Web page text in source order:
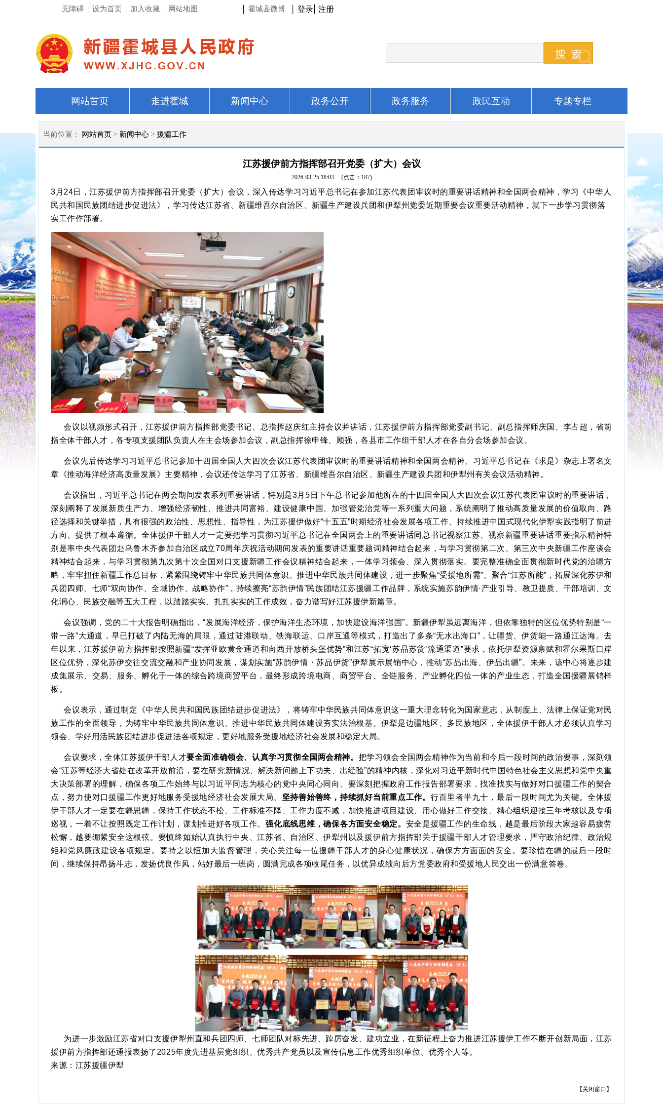
无障碍 | 设为首页 | 加入收藏 | 网站地图 霍城县微博 登录 注册
网站首页 走进霍城 新闻中心 政务公开 政务服务 政民互动 专题专栏
当前位置： 网站首页 > 新闻中心 > 援疆工作
江苏援伊前方指挥部召开党委（扩大）会议
2026-03-25 18:03 (点击： 187)
3月24日，江苏援伊前方指挥部召开党委（扩大）会议，深入传达学习习近平总书记在参加江苏代表团审议时的重要讲话精神和全国两会精神，学习《中华人
民共和国民族团结进步促进法》，学习传达江苏省、新疆维吾尔自治区、新疆生产建设兵团和伊犁州党委近期重要会议重要活动精神，就下一步学习贯彻落
实工作作部署。
会议以视频形式召开，江苏援伊前方指挥部党委书记、总指挥赵庆红主持会议并讲话，江苏援伊前方指挥部党委副书记、副总指挥师庆国、李占超，省前
指全体干部人才，各专项支援团队负责人在主会场参加会议，副总指挥徐申锋、顾强，各县市工作组干部人才在各自分会场参加会议。
会议先后传达学习习近平总书记参加十四届全国人大四次会议江苏代表团审议时的重要讲话精神和全国两会精神、习近平总书记在《求是》杂志上署名文
章《推动海洋经济高质量发展》主要精神，会议还传达学习了江苏省、新疆维吾尔自治区、新疆生产建设兵团和伊犁州有关会议活动精神。
会议指出，习近平总书记在两会期间发表系列重要讲话，特别是3月5日下午总书记参加他所在的十四届全国人大四次会议江苏代表团审议时的重要讲话，
深刻阐释了发展新质生产力、增强经济韧性、推进共同富裕、建设健康中国、加强管党治党等一系列重大问题，系统阐明了推动高质量发展的价值取向、路
径选择和关键举措，具有很强的政治性、思想性、指导性，为江苏援伊做好“十五五”时期经济社会发展各项工作、持续推进中国式现代化伊犁实践指明了前进
方向、提供了根本遵循。全体援伊干部人才一定要把学习贯彻习近平总书记在全国两会上的重要讲话同总书记视察江苏、视察新疆重要讲话重要指示精神特
别是率中央代表团赴乌鲁木齐参加自治区成立70周年庆祝活动期间发表的重要讲话重要题词精神结合起来，与学习贯彻第二次、第三次中央新疆工作座谈会
精神结合起来，与学习贯彻第九次第十次全国对口支援新疆工作会议精神结合起来，一体学习领会、深入贯彻落实。要完整准确全面贯彻新时代党的治疆方
略，牢牢扭住新疆工作总目标，紧紧围绕铸牢中华民族共同体意识、推进中华民族共同体建设，进一步聚焦“受援地所需”、聚合“江苏所能”，拓展深化苏伊和
兵团四师、七师“双向协作、全域协作、战略协作”，持续擦亮“苏韵伊情”民族团结江苏援疆工作品牌，系统实施苏韵伊情·产业引导、教卫提质、干部培训、文
化润心、民族交融等五大工程，以踏踏实实、扎扎实实的工作成效，奋力谱写好江苏援伊新篇章。
会议强调，党的二十大报告明确指出，“发展海洋经济，保护海洋生态环境，加快建设海洋强国”。新疆伊犁虽远离海洋，但依靠独特的区位优势特别是“一
带一路”大通道，早已打破了内陆无海的局限，通过陆港联动、铁海联运、口岸互通等模式，打造出了多条“无水出海口”，让疆货、伊货能一路通江达海。去
年以来，江苏援伊前方指挥部按照新疆“发挥亚欧黄金通道和向西开放桥头堡优势”和江苏“拓宽‘苏品苏货’流通渠道”要求，依托伊犁资源禀赋和霍尔果斯口岸
区位优势，深化苏伊交往交流交融和产业协同发展，谋划实施“苏韵伊情・苏品伊货”伊犁展示展销中心，推动“苏品出海、伊品出疆”。未来，该中心将逐步建
成集展示、交易、服务、孵化于一体的综合跨境商贸平台，最终形成跨境电商、商贸平台、全链服务、产业孵化四位一体的产业生态，打造全国援疆展销样
板。
会议表示，通过制定《中华人民共和国民族团结进步促进法》，将铸牢中华民族共同体意识这一重大理念转化为国家意志，从制度上、法律上保证党对民
族工作的全面领导，为铸牢中华民族共同体意识、推进中华民族共同体建设夯实法治根基。伊犁是边疆地区、多民族地区，全体援伊干部人才必须认真学习
领会、学好用活民族团结进步促进法各项规定，更好地服务受援地经济社会发展和稳定大局。
会议要求，全体江苏援伊干部人才要全面准确领会、认真学习贯彻全国两会精神。 把学习领会全国两会精神作为当前和今后一段时间的政治要事，深刻领
会“江苏等经济大省处在改革开放前沿，要在研究新情况、解决新问题上下功夫、出经验”的精神内核，深化对习近平新时代中国特色社会主义思想和党中央重
大决策部署的理解，确保各项工作始终与以习近平同志为核心的党中央同心同向。要深刻把握政府工作报告部署要求，找准找实与做好对口援疆工作的契合
点，努力使对口援疆工作更好地服务受援地经济社会发展大局。 坚持善始善终，持续抓好当前重点工作。 行百里者半九十，最后一段时间尤为关键。全体援
伊干部人才一定要在疆思疆，保持工作状态不松、工作标准不降、工作力度不减，加快推进项目建设、用心做好工作交接、精心组织迎接三年考核以及专项
巡视，一着不让按照既定工作计划，谋划推进好各项工作。强化底线思维，确保各方面安全稳定。 安全是援疆工作的生命线，越是最后阶段大家越容易疲劳
松懈，越要绷紧安全这根弦。要慎终如始认真执行中央、江苏省、自治区、伊犁州以及援伊前方指挥部关于援疆干部人才管理要求，严守政治纪律、政治规
矩和党风廉政建设各项规定。要持之以恒加大监督管理，关心关注每一位援疆干部人才的身心健康状况，确保方方面面的安全。要珍惜在疆的最后一段时
间，继续保持昂扬斗志，发扬优良作风，站好最后一班岗，圆满完成各项收尾任务，以优异成绩向后方党委政府和受援地人民交出一份满意答卷。
为进一步激励江苏省对口支援伊犁州直和兵团四师、七师团队对标先进、踔厉奋发、建功立业，在新征程上奋力推进江苏援伊工作不断开创新局面，江苏
援伊前方指挥部还通报表扬了 2025年度先进基层党组织、优秀共产党员以及宣传信息工作优秀组织单位、优秀个人等。
来源：江苏援疆伊犁
【 关闭窗口 】